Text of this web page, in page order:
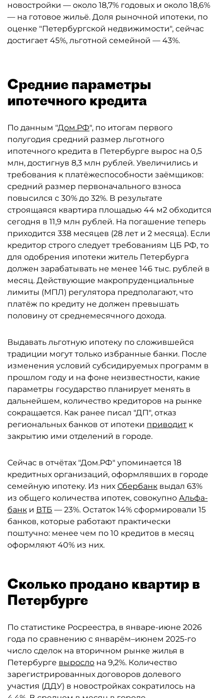
новостройки — около 18,7% годовых и около 18,6%
— на готовое жильё. Доля рыночной ипотеки, по
оценке "Петербургской недвижимости", сейчас
достигает 45%, льготной семейной — 43%.
Средние параметры
ипотечного кредита
По данным "Дом.РФ", по итогам первого
полугодия средний размер льготного
ипотечного кредита в Петербурге вырос на 0,5
млн, достигнув 8,3 млн рублей. Увеличились и
требования к платёжеспособности заёмщиков:
средний размер первоначального взноса
повысился с 30% до 32%. В результате
строящаяся квартира площадью 44 м2 обходится
сегодня в 11,9 млн рублей. На погашение теперь
приходится 338 месяцев (28 лет и 2 месяца). Если
кредитор строго следует требованиям ЦБ РФ, то
для одобрения ипотеки житель Петербурга
должен зарабатывать не менее 146 тыс. рублей в
месяц. Действующие макропруденциальные
лимиты (МПЛ) регулятора предполагают, что
платёж по кредиту не должен превышать
половину от среднемесячного дохода.
Выдавать льготную ипотеку по сложившейся
традиции могут только избранные банки. После
изменения условий субсидируемых программ в
прошлом году и на фоне неизвестности, какие
параметры государство планирует менять в
дальнейшем, количество кредиторов на рынке
сокращается. Как ранее писал "ДП", отказ
региональных банков от ипотеки приводит к
закрытию ими отделений в городе.
Сейчас в отчётах "Дом.РФ" упоминается 18
кредитных организаций, оформлявших в городе
семейную ипотеку. Из них Сбербанк выдал 63%
из общего количества ипотек, совокупно Альфа-
банк и ВТБ — 23%. Остаток 14% сформировали 15
банков, которые работают практически
поштучно: менее чем по 10 кредитов в месяц
оформляют 40% из них.
Сколько продано квартир в
Петербурге
По статистике Росреестра, в январе-июне 2026
года по сравнению с январём–июнем 2025-го
число сделок на вторичном рынке жилья в
Петербурге выросло на 9,2%. Количество
зарегистрированных договоров долевого
участия (ДДУ) в новостройках сократилось на